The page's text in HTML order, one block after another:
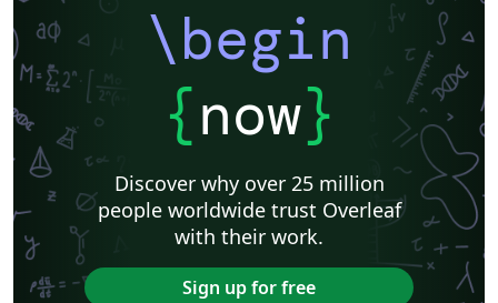
\begin
{now}
Discover why over 25 million
people worldwide trust Overleaf
with their work.
Sign up for free